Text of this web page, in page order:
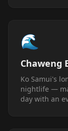
🌊
Chaweng
Ko Samui's
nightlife —
day with an